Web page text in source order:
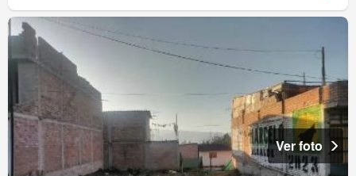
Ver foto